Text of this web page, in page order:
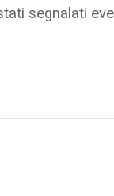
segnalati